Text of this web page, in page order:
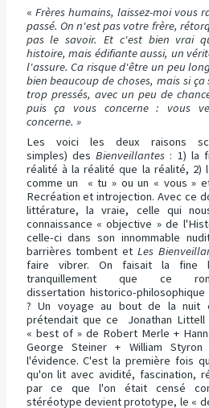
« Frères humains, laissez-moi vous
passé. On n'est pas votre frère,
pas le savoir. Et c'est bien vrai
histoire, mais édifiante aussi, un
l'assure. Ca risque d'être un peu
bien beaucoup de choses, mais si
trop pressés, avec un peu de
puis ça vous concerne : vous
concerne. »
Les voici les deux raisons
simples) desBienveillantes : 1) la
réalité à la réalité que la réalité, 2)
comme un « tu » ou un « vous »
Recréation et introjection. Avec ce
littérature, la vraie, celle qui
connaissance « objective » de
celle-ci dans son innommable
barrières tombent et Les
faire vibrer. On faisait la fine
tranquillement que ce
dissertation historico-
? Un voyage au bout de la nuit
prétendait que ce Jonathan Littell
« best of » de Robert Merle +
George Steiner + William
l'évidence. C'est la première fois
qu'on lit avec avidité, fascination,
par ce que l'on était censé
stéréotype devient prototype, le «